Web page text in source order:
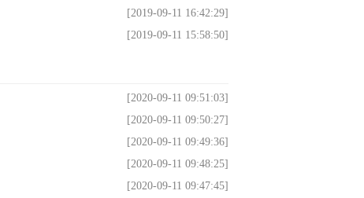
[2019-09-11 16:42:29]
[2019-09-11 15:58:50]
[2020-09-11 09:51:03]
[2020-09-11 09:50:27]
[2020-09-11 09:49:36]
[2020-09-11 09:48:25]
[2020-09-11 09:47:45]